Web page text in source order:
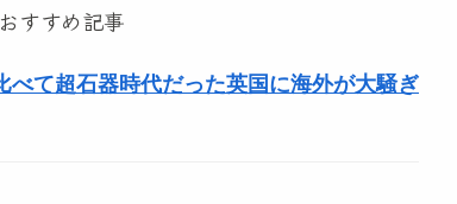
おすすめ記事
べて超石器時代だった英国に海外が大騒ぎ